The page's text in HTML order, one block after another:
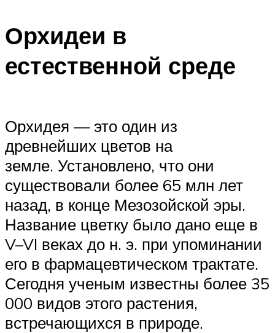
Орхидеи в
естественной среде
Орхидея — это один из
древнейших цветов на
земле. Установлено, что они
существовали более 65 млн лет
назад, в конце Мезозойской эры.
Название цветку было дано еще в
V–VI веках до н. э. при упоминании
его в фармацевтическом трактате.
Сегодня ученым известны более 35
000 видов этого растения,
встречающихся в природе.